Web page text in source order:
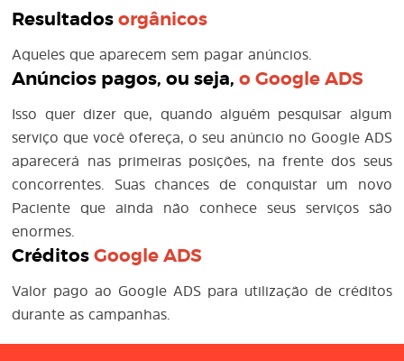
Resultadosorgânicos
Aqueles que aparecem sem pagar anúncios.
Anúncios pagos, ou seja,oGoogle ADS
Isso quer dizer que, quando alguém pesquisar algum
serviço que você ofereça, o seu anúncio no Google ADS
aparecerá nas primeiras posições, na frente dos seus
concorrentes. Suas chances de conquistar um novo
Paciente que ainda não conhece seus serviços são
enormes.
CréditosGoogle ADS
Valor pago ao Google ADS para utilização de créditos
durante as campanhas.